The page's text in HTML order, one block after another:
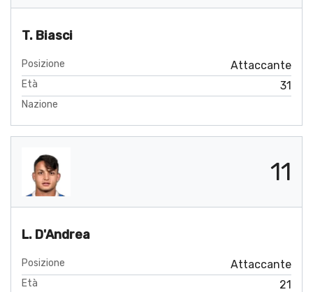
T. Biasci
Posizione Attaccante
Età 31
Nazione
11
L. D'Andrea
Posizione Attaccante
Età 21